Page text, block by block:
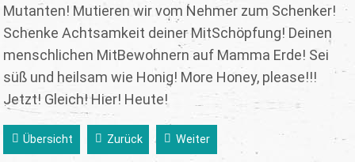
Mutanten! Mutieren wir vom Nehmer zum Schenker!
Schenke Achtsamkeit deiner MitSchöpfung! Deinen
menschlichen MitBewohnern auf Mamma Erde! Sei
süß und heilsam wie Honig! More Honey, please!!!
Jetzt! Gleich! Hier! Heute!
Übersicht Zurück Weiter